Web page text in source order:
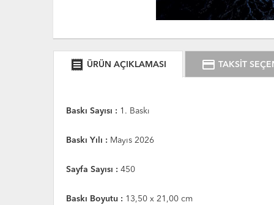
receipt ÜRÜN AÇIKLAMASI credit_card TAKSİT
Baskı Sayısı : 1. Baskı
Baskı Yılı : Mayıs 2026
Sayfa Sayısı : 450
Baskı Boyutu : 13,50 x 21,00 cm